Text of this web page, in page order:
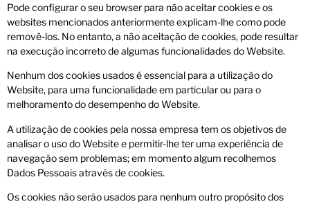
Pode configurar o seu browser para não aceitar cookies e os
websites mencionados anteriormente explicam-lhe como pode
removê-los. No entanto, a não aceitação de cookies, pode resultar
na execução incorreto de algumas funcionalidades do Website.
Nenhum dos cookies usados é essencial para a utilização do
Website, para uma funcionalidade em particular ou para o
melhoramento do desempenho do Website.
A utilização de cookies pela nossa empresa tem os objetivos de
analisar o uso do Website e permitir-lhe ter uma experiência de
navegação sem problemas; em momento algum recolhemos
Dados Pessoais através de cookies.
Os cookies não serão usados para nenhum outro propósito dos